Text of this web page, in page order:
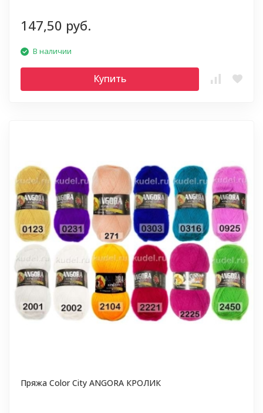
147,50 руб.
В наличии
Купить
Пряжа Color City ANGORA КРОЛИК